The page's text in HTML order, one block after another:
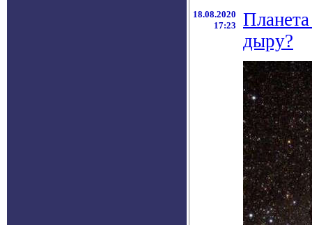
18.08.2020
17:23
дыру?